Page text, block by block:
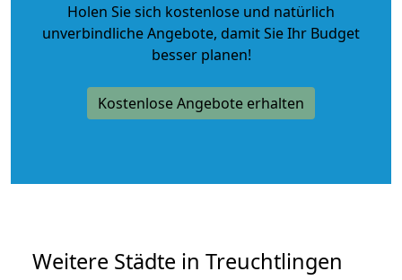
Holen Sie sich kostenlose und natürlich
unverbindliche Angebote, damit Sie Ihr Budget
besser planen!
Kostenlose Angebote erhalten
Weitere Städte in Treuchtlingen